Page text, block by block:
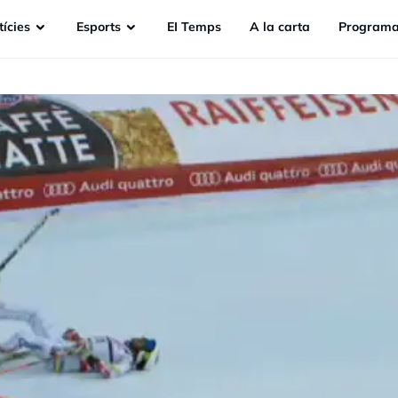
Esports EI Temps A la carta